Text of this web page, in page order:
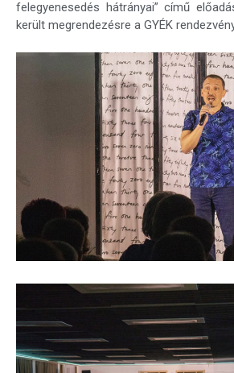
felegyenesedés hátrányai” című
került megrendezésre a GYÉK